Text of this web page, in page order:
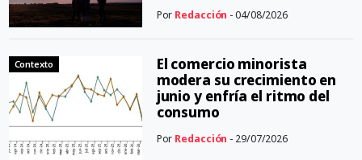
Por Redacción - 04/08/2026
Contexto
El comercio minorista
modera su crecimiento en
junio y enfría el ritmo del
consumo
Por Redacción - 29/07/2026